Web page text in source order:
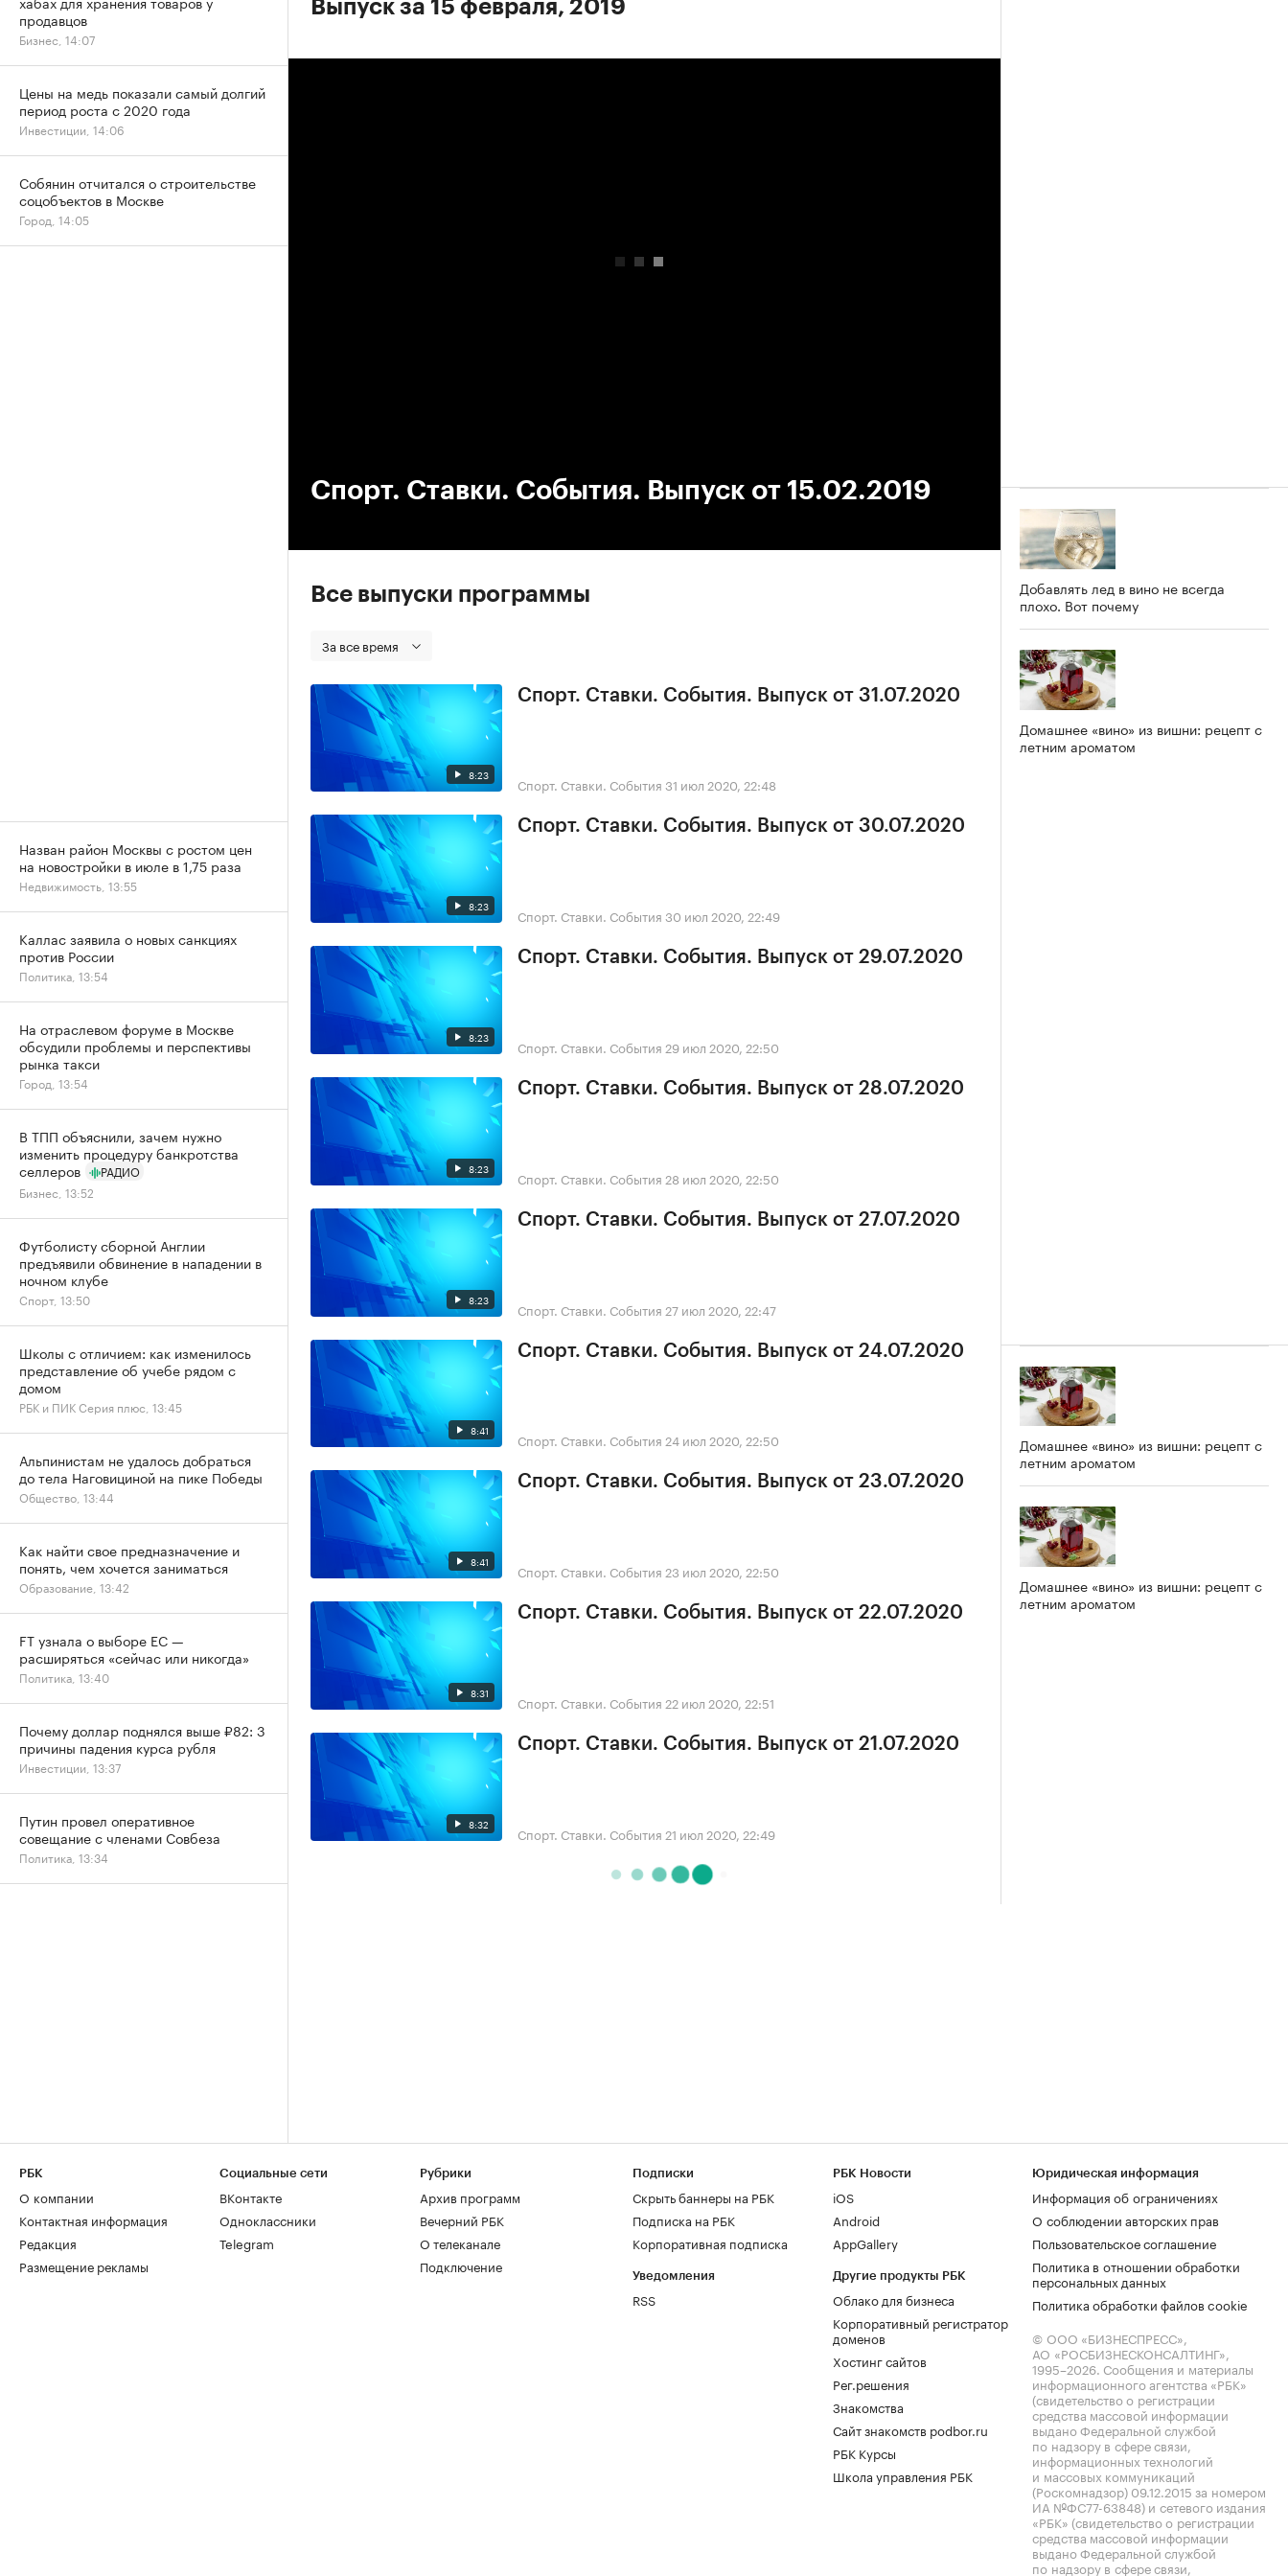
Выпуск за 15 февраля, 2019
Спорт. Ставки. События. Выпуск от 15.02.2019
Все выпуски программы
За все время
8:23
Спорт. Ставки. События. Выпуск от 31.07.2020
Спорт. Ставки. События 31 июл 2020, 22:48
8:23
Спорт. Ставки. События. Выпуск от 30.07.2020
Спорт. Ставки. События 30 июл 2020, 22:49
8:23
Спорт. Ставки. События. Выпуск от 29.07.2020
Спорт. Ставки. События 29 июл 2020, 22:50
8:23
Спорт. Ставки. События. Выпуск от 28.07.2020
Спорт. Ставки. События 28 июл 2020, 22:50
8:23
Спорт. Ставки. События. Выпуск от 27.07.2020
Спорт. Ставки. События 27 июл 2020, 22:47
8:41
Спорт. Ставки. События. Выпуск от 24.07.2020
Спорт. Ставки. События 24 июл 2020, 22:50
8:41
Спорт. Ставки. События. Выпуск от 23.07.2020
Спорт. Ставки. События 23 июл 2020, 22:50
8:31
Спорт. Ставки. События. Выпуск от 22.07.2020
Спорт. Ставки. События 22 июл 2020, 22:51
8:32
Спорт. Ставки. События. Выпуск от 21.07.2020
Спорт. Ставки. События 21 июл 2020, 22:49
Добавлять лед в вино не всегда
плохо. Вот почему
Домашнее «вино» из вишни: рецепт с
летним ароматом
Домашнее «вино» из вишни: рецепт с
летним ароматом
Домашнее «вино» из вишни: рецепт с
летним ароматом
продавцов
Бизнес, 14:07
Цены на медь показали самый долгий
период роста с 2020 года
Инвестиции, 14:06
Собянин отчитался о строительстве
соцобъектов в Москве
Город, 14:05
Назван район Москвы с ростом цен
на новостройки в июле в 1,75 раза
Недвижимость, 13:55
Каллас заявила о новых санкциях
против России
Политика, 13:54
На отраслевом форуме в Москве
обсудили проблемы и перспективы
рынка такси
Город, 13:54
В ТПП объяснили, зачем нужно
изменить процедуру банкротства
селлеров
РАДИО
Бизнес, 13:52
Футболисту сборной Англии
предъявили обвинение в нападении в
ночном клубе
Спорт, 13:50
Школы с отличием: как изменилось
представление об учебе рядом с
домом
РБК и ПИК Серия плюс, 13:45
Альпинистам не удалось добраться
до тела Наговициной на пике Победы
Общество, 13:44
Как найти свое предназначение и
понять, чем хочется заниматься
Образование, 13:42
FT узнала о выборе ЕС —
расширяться «сейчас или никогда»
Политика, 13:40
Почему доллар поднялся выше ₽82: 3
причины падения курса рубля
Инвестиции, 13:37
Путин провел оперативное
совещание с членами Совбеза
Политика, 13:34
РБК
О компании
Контактная информация
Редакция
Размещение рекламы
Социальные сети
ВКонтакте
Одноклассники
Telegram
Рубрики
Архив программ
Вечерний РБК
О телеканале
Подключение
Подписки
Скрыть баннеры на РБК
Подписка на РБК
Корпоративная подписка
Уведомления
RSS
РБК Новости
iOS
Android
AppGallery
Другие продукты РБК
Облако для бизнеса
Корпоративный регистратор
доменов
Хостинг сайтов
Рег.решения
Знакомства
Сайт знакомств podbor.ru
РБК Курсы
Школа управления РБК
Юридическая информация
Информация об ограничениях
О соблюдении авторских прав
Пользовательское соглашение
Политика в отношении обработки
персональных данных
Политика обработки файлов cookie
© ООО «БИЗНЕСПРЕСС»,
АО «РОСБИЗНЕСКОНСАЛТИНГ»,
1995–2026. Сообщения и материалы
информационного агентства «РБК»
(свидетельство о регистрации
средства массовой информации
выдано Федеральной службой
по надзору в сфере связи,
информационных технологий
и массовых коммуникаций
(Роскомнадзор) 09.12.2015 за номером
ИА №ФС77-63848) и сетевого издания
«РБК» (свидетельство о регистрации
средства массовой информации
выдано Федеральной службой
по надзору в сфере связи,